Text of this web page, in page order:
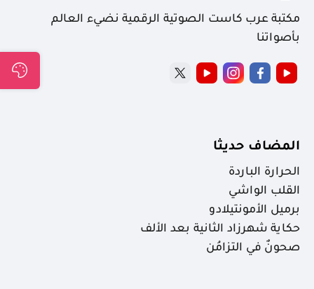
مكتبة عرب كاست الصوتية الرقمية نضيء العالم
بأصواتنا
المضاف حديثا
الحرارة الباردة
القلب الواشي
برميل الأمونتيلادو
حكاية شهرزاد الثانية بعد الألف
صحونٌ في التزامُن